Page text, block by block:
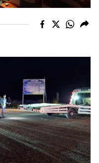
Aksaray
Bayburt
Batman
Şırnak
Bartın
Ardahan